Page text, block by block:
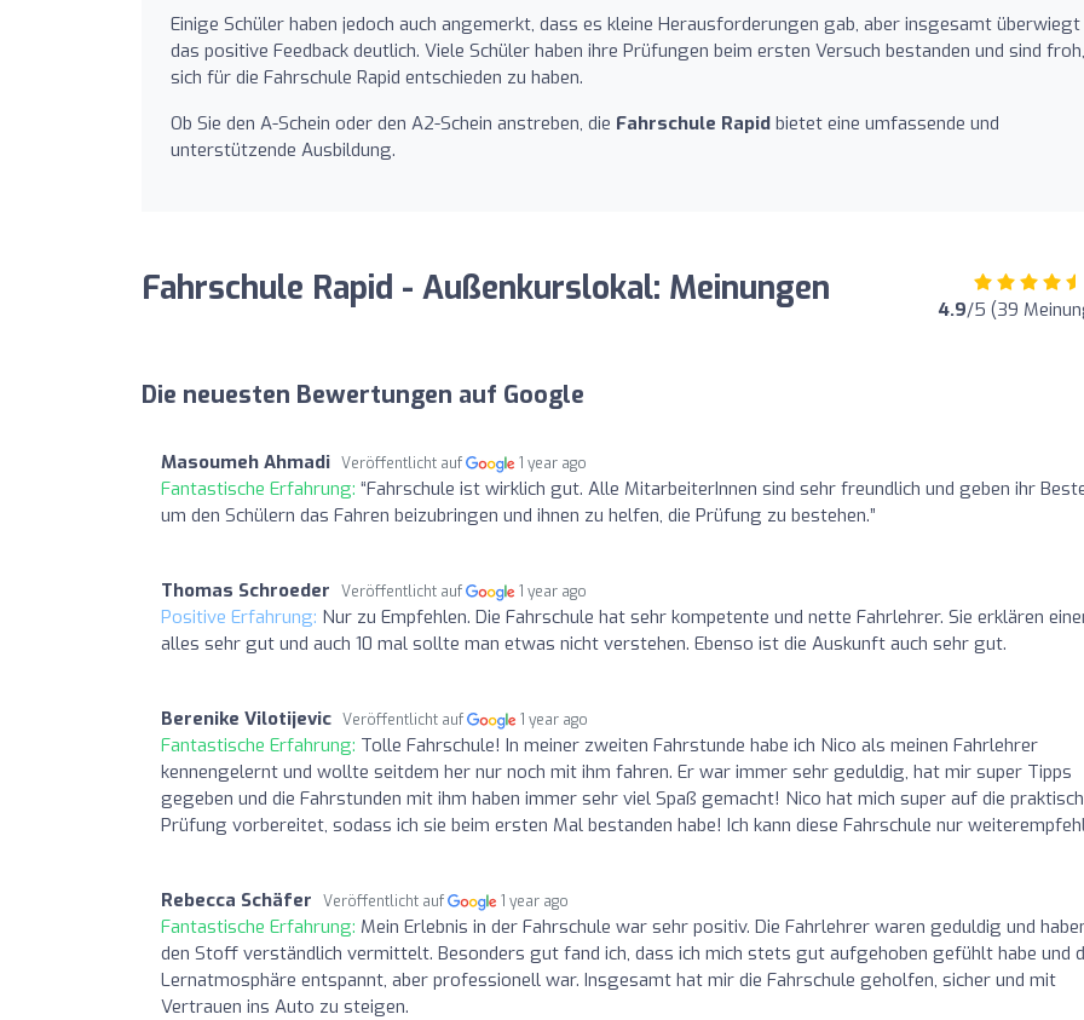
Einige Schüler haben jedoch auch angemerkt, dass es kleine Herausforderungen gab, aber insgesamt überwiegt
das positive Feedback deutlich. Viele Schüler haben ihre Prüfungen beim ersten Versuch bestanden und sind froh,
sich für die Fahrschule Rapid entschieden zu haben.
Ob Sie den A-Schein oder den A2-Schein anstreben, die Fahrschule Rapid bietet eine umfassende und
unterstützende Ausbildung.
Fahrschule Rapid - Außenkurslokal: Meinungen 4.9/5 (39
Die neuesten Bewertungen auf Google
Masoumeh Ahmadi Veröffentlicht auf 1 year ago
Fantastische Erfahrung: “Fahrschule ist wirklich gut. Alle MitarbeiterInnen sind sehr freundlich und geben ihr
um den Schülern das Fahren beizubringen und ihnen zu helfen, die Prüfung zu bestehen.”
Thomas Schroeder Veröffentlicht auf 1 year ago
Positive Erfahrung: Nur zu Empfehlen. Die Fahrschule hat sehr kompetente und nette Fahrlehrer. Sie erklären
alles sehr gut und auch 10 mal sollte man etwas nicht verstehen. Ebenso ist die Auskunft auch sehr gut.
Berenike Vilotijevic Veröffentlicht auf 1 year ago
Fantastische Erfahrung: Tolle Fahrschule! In meiner zweiten Fahrstunde habe ich Nico als meinen Fahrlehrer
kennengelernt und wollte seitdem her nur noch mit ihm fahren. Er war immer sehr geduldig, hat mir super Tipps
gegeben und die Fahrstunden mit ihm haben immer sehr viel Spaß gemacht! Nico hat mich super auf die
Prüfung vorbereitet, sodass ich sie beim ersten Mal bestanden habe! Ich kann diese Fahrschule nur
Rebecca Schäfer Veröffentlicht auf 1 year ago
Fantastische Erfahrung: Mein Erlebnis in der Fahrschule war sehr positiv. Die Fahrlehrer waren geduldig und
den Stoff verständlich vermittelt. Besonders gut fand ich, dass ich mich stets gut aufgehoben gefühlt habe und
Lernatmosphäre entspannt, aber professionell war. Insgesamt hat mir die Fahrschule geholfen, sicher und mit
Vertrauen ins Auto zu steigen.